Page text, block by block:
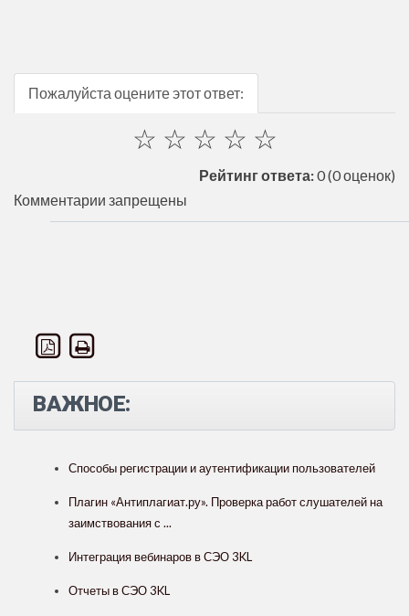
Пожалуйста оцените этот ответ:
☆
☆
☆
☆
☆
Рейтинг ответа:0(0 оценок)
Комментарии запрещены
ВАЖНОЕ:
Способы регистрации и аутентификации пользователей
Плагин «Антиплагиат.ру». Проверка работ слушателей на
заимствования с ...
Интеграция вебинаров в СЭО 3KL
Отчеты в СЭО 3KL